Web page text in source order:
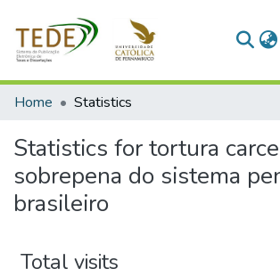
Communities & Collections
Home Statistics
Statistics for tortura
sobrepena do sistema
brasileiro
Total visits